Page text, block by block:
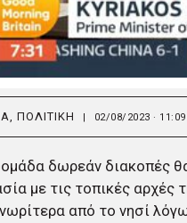
, ΠΟΛΙΤΙΚΗ 02/08/2023 · 11:09
δωρεάν διακοπές
με τις τοπικές
από το νησί